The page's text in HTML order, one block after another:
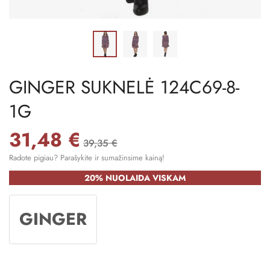
GINGER SUKNELĖ 124C69-8-
1G
31,48 € 39,35 €
Radote pigiau? Parašykite ir sumažinsime kainą!
20% NUOLAIDA VISKAM
GINGER